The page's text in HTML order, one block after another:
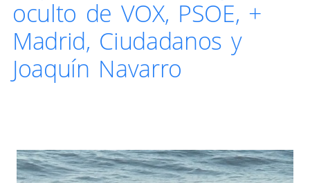
oculto de VOX, PSOE, +
Madrid, Ciudadanos y
Joaquín Navarro